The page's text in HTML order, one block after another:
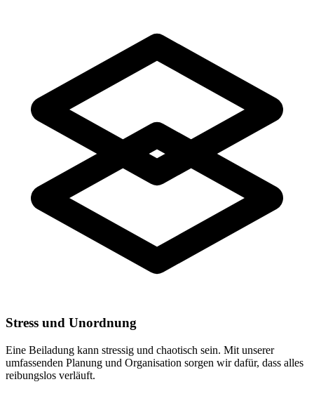
Stress und Unordnung
Eine Beiladung kann stressig und chaotisch sein. Mit unserer
umfassenden Planung und Organisation sorgen wir dafür, dass alles
reibungslos verläuft.